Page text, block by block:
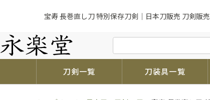
宝寿 長巻直し刀 特別保存刀剣｜日本刀販売 刀剣販
刀剣一覧 刀装具一覧